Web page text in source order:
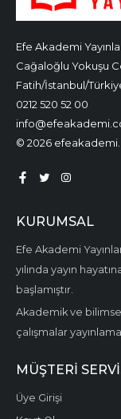
Efe Akademi
Cağaloğlu Yokuşu
Fatih/İstanbul/
0212 520 52 00
© 2026
KURUMSAL
Efe Akademi
yılında yayın
başlamıştır.
Akademik ve bilimsel
çalışmalar
MÜŞTERI
Üye Girişi